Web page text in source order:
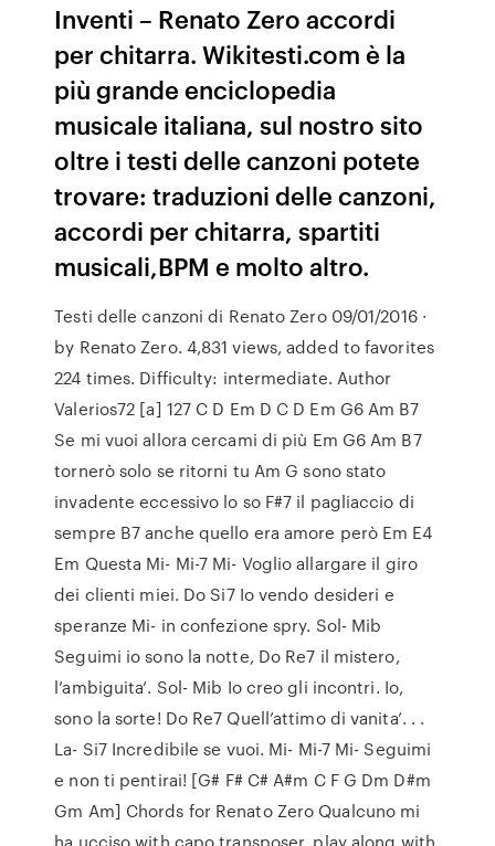
Inventi – Renato Zero accordi
per chitarra. Wikitesti.com è la
più grande enciclopedia
musicale italiana, sul nostro sito
oltre i testi delle canzoni potete
trovare: traduzioni delle canzoni,
accordi per chitarra, spartiti
musicali,BPM e molto altro.
Testi delle canzoni di Renato Zero 09/01/2016 ·
by Renato Zero. 4,831 views, added to favorites
224 times. Difficulty: intermediate. Author
Valerios72 [a] 127 C D Em D C D Em G6 Am B7
Se mi vuoi allora cercami di più Em G6 Am B7
tornerò solo se ritorni tu Am G sono stato
invadente eccessivo lo so F#7 il pagliaccio di
sempre B7 anche quello era amore però Em E4
Em Questa Mi- Mi-7 Mi- Voglio allargare il giro
dei clienti miei. Do Si7 Io vendo desideri e
speranze Mi- in confezione spry. Sol- Mib
Seguimi io sono la notte, Do Re7 il mistero,
l’ambiguita’. Sol- Mib Io creo gli incontri. Io,
sono la sorte! Do Re7 Quell’attimo di vanita’. . .
La- Si7 Incredibile se vuoi. Mi- Mi-7 Mi- Seguimi
e non ti pentirai! [G# F# C# A#m C F G Dm D#m
Gm Am] Chords for Renato Zero Qualcuno mi
ha ucciso with capo transposer, play along with